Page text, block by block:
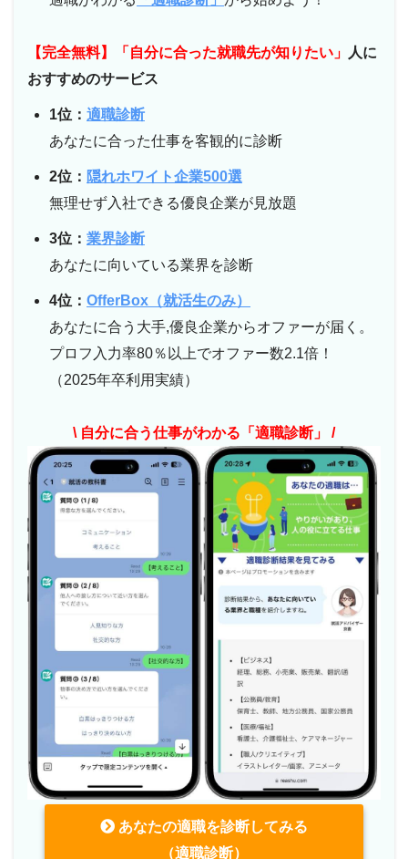
【完全無料】「自分に合った就職先が知りたい」
人に
おすすめのサービス
1位： 適職診断
あなたに合った仕事を客観的に診断
2位： 隠れホワイト企業500選
無理せず入社できる優良企業が見放題
3位： 業界診断
あなたに向いている業界を診断
4位： OfferBox（就活生のみ）
あなたに合う大手,優良企業からオファーが届く。
プロフ入力率80％以上でオファー数2.1倍！
（2025年卒利用実績）
\ 自分に合う仕事がわかる「適職診断」 /
あなたの適職を診断してみる
（適職診断）